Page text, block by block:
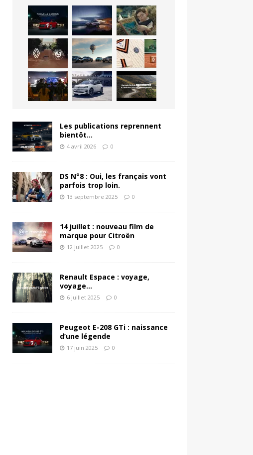
Les publications reprennent
bientôt…
4 avril 2026 0
DS N°8 : Oui, les français vont
parfois trop loin.
13 septembre 2025 0
14 juillet : nouveau film de
marque pour Citroën
12 juillet 2025 0
Renault Espace : voyage,
voyage…
6 juillet 2025 0
Peugeot E-208 GTi : naissance
d’une légende
17 juin 2025 0